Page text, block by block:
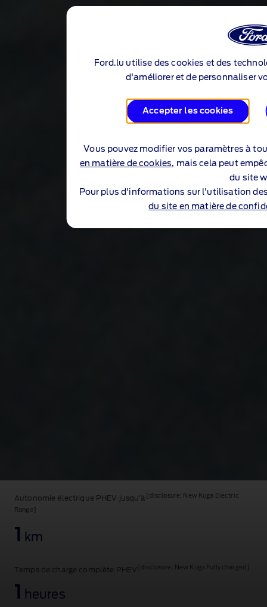
Ford.lu utilise des cookies et des
d'améliorer et de personnaliser
Accepter les cookies
Vous pouvez modifier vos paramètres à
en matière de cookies, mais cela peut
du site
Pour plus d'informations sur l'utilisation
du site en matière de
présentation
action.
Ford Kuga
Autonomie électrique PHEV jusqu’à [disclosure: New Kuga Electric
Range]
1 km
Temps de charge complète PHEV [disclosure: New Kuga Fully charged]
1 heures